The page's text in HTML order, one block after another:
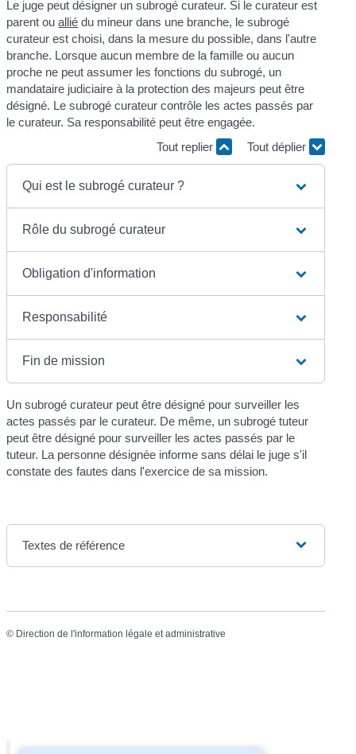
Le juge peut désigner un subrogé curateur. Si le curateur est
parent ouallié du mineur dans une branche, le subrogé
curateur est choisi, dans la mesure du possible, dans l'autre
branche. Lorsque aucun membre de la famille ou aucun
proche ne peut assumer les fonctions du subrogé, un
mandataire judiciaire à la protection des majeurs peut être
désigné. Le subrogé curateur contrôle les actes passés par
le curateur. Sa responsabilité peut être engagée.
Tout replier
Tout déplier
Qui est le subrogé curateur ?
Rôle du subrogé curateur
Obligation d'information
Responsabilité
Fin de mission
Un subrogé curateur peut être désigné pour surveiller les
actes passés par le curateur. De même, un subrogé tuteur
peut être désigné pour surveiller les actes passés par le
tuteur. La personne désignée informe sans délai le juge s'il
constate des fautes dans l'exercice de sa mission.
Textes de référence
© Direction de l'information légale et administrative